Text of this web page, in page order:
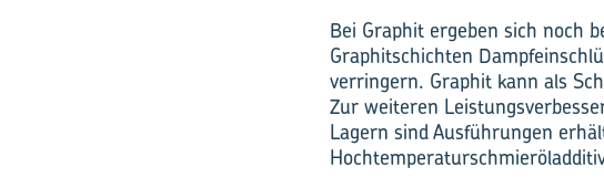
Bei Graphit ergeben sich noch
Graphitschichten
verringern. Graphit kann als
Zur weiteren
Lagern sind Ausführungen